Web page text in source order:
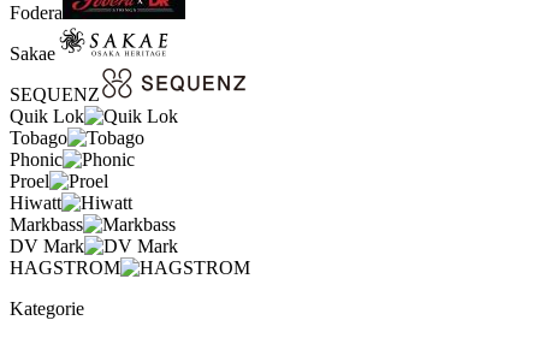
Fodera
Sakae
SEQUENZ
Quik Lok
Tobago
Phonic
Proel
Hiwatt
Markbass
DV Mark
HAGSTROM
Kategorie